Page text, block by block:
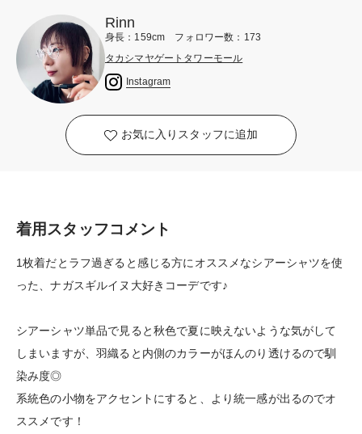
Rinn
身長：159cm フォロワー数：173
タカシマヤゲートタワーモール
Instagram
お気に入りスタッフに追加
着用スタッフコメント
1枚着だとラフ過ぎると感じる方にオススメなシアーシャツを使
った、ナガスギルイヌ大好きコーデです♪
シアーシャツ単品で見ると秋色で夏に映えないような気がして
しまいますが、羽織ると内側のカラーがほんのり透けるので馴
染み度◎
系統色の小物をアクセントにすると、より統一感が出るのでオ
ススメです！